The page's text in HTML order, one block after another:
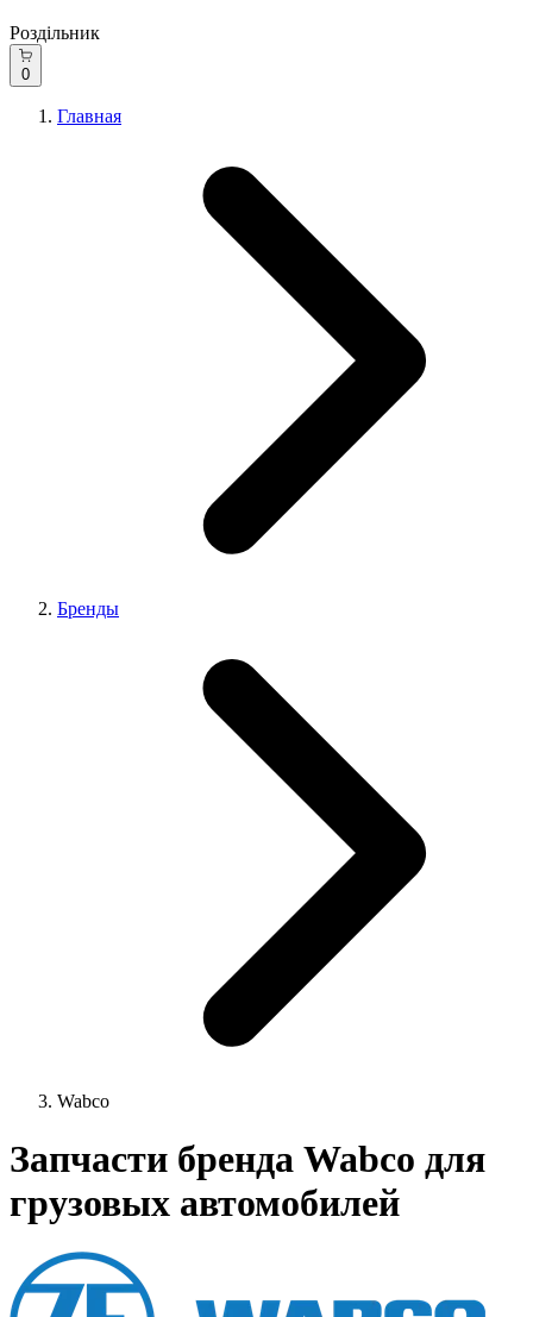
Роздільник
0
Главная
Бренды
Wabco
Запчасти бренда Wabco для
грузовых автомобилей